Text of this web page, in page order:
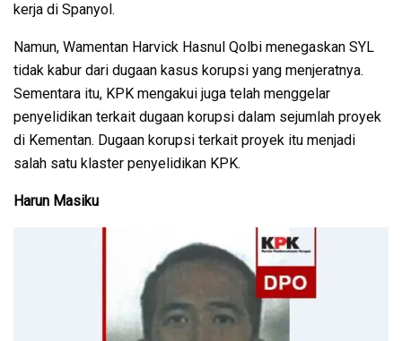
kerja di Spanyol.
Namun, Wamentan Harvick Hasnul Qolbi menegaskan SYL
tidak kabur dari dugaan kasus korupsi yang menjeratnya.
Sementara itu, KPK mengakui juga telah menggelar
penyelidikan terkait dugaan korupsi dalam sejumlah proyek
di Kementan. Dugaan korupsi terkait proyek itu menjadi
salah satu klaster penyelidikan KPK.
Harun Masiku